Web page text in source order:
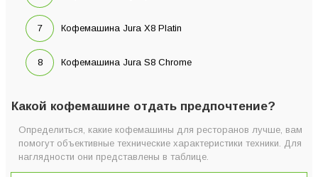
Кофемашина Jura X8 Platin
Кофемашина Jura S8 Chrome
Какой кофемашине отдать предпочтение?
Определиться, какие кофемашины для ресторанов лучше, вам
помогут объективные технические характеристики техники. Для
наглядности они представлены в таблице.